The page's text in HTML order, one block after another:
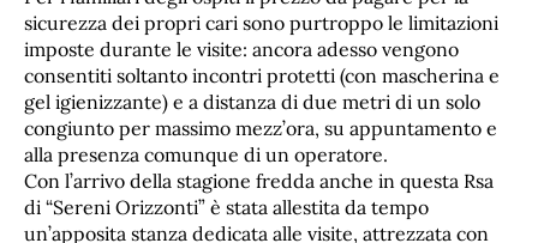
sicurezza dei propri cari sono purtroppo le limitazioni
imposte durante le visite: ancora adesso vengono
consentiti soltanto incontri protetti (con mascherina e
gel igienizzante) e a distanza di due metri di un solo
congiunto per massimo mezz’ora, su appuntamento e
alla presenza comunque di un operatore.
Con l’arrivo della stagione fredda anche in questa Rsa
di “Sereni Orizzonti” è stata allestita da tempo
un’apposita stanza dedicata alle visite, attrezzata con